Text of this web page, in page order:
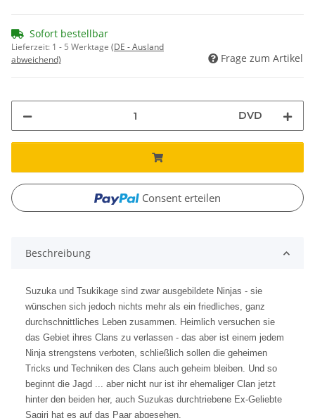
Sofort bestellbar
Lieferzeit: 1 - 5 Werktage (DE - Ausland
abweichend)
Frage zum Artikel
DVD
Consent erteilen
Beschreibung
Suzuka und Tsukikage sind zwar ausgebildete Ninjas - sie
wünschen sich jedoch nichts mehr als ein friedliches, ganz
durchschnittliches Leben zusammen. Heimlich versuchen sie
das Gebiet ihres Clans zu verlassen - das aber ist einem jedem
Ninja strengstens verboten, schließlich sollen die geheimen
Tricks und Techniken des Clans auch geheim bleiben. Und so
beginnt die Jagd ... aber nicht nur ist ihr ehemaliger Clan jetzt
hinter den beiden her, auch Suzukas durchtriebene Ex-Geliebte
Sagiri hat es auf das Paar abgesehen.